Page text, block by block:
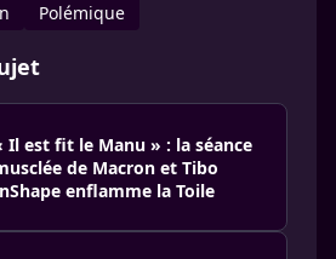
Polémique
Il est fit le Manu » : la séance
de Macron et Tibo
enflamme la Toile